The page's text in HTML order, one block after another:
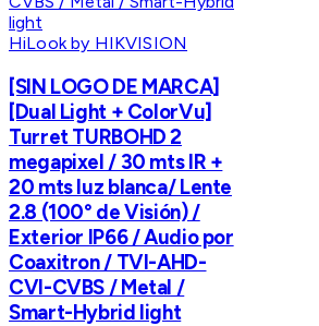
HiLook by HIKVISION
[SIN LOGO DE MARCA]
[Dual Light + ColorVu]
Turret TURBOHD 2
megapixel / 30 mts IR +
20 mts luz blanca/ Lente
2.8 (100° de Visión) /
Exterior IP66 / Audio por
Coaxitron / TVI-AHD-
CVI-CVBS / Metal /
Smart-Hybrid light